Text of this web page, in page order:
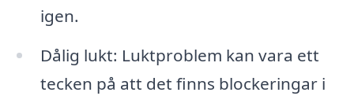
igen.
Dålig lukt: Luktproblem kan vara ett
tecken på att det finns blockeringar i